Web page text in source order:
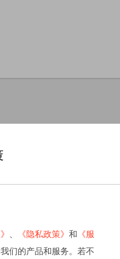
《隐私政策》 和 《服
们的产品和服务。若不